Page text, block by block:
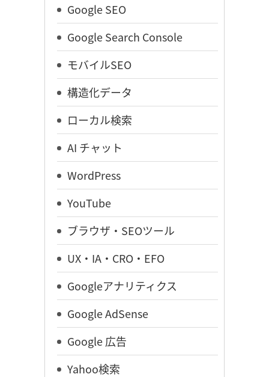
Google SEO
Google Search Console
モバイルSEO
構造化データ
ローカル検索
AI チャット
WordPress
YouTube
ブラウザ・SEOツール
UX・IA・CRO・EFO
Googleアナリティクス
Google AdSense
Google 広告
Yahoo検索